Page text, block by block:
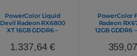
PowerColor Liquid
Devil Radeon RX6800
XT 16GB GDDR6 –
1.337,64€
PowerColor
Radeon
12GB GDDR6
359,07